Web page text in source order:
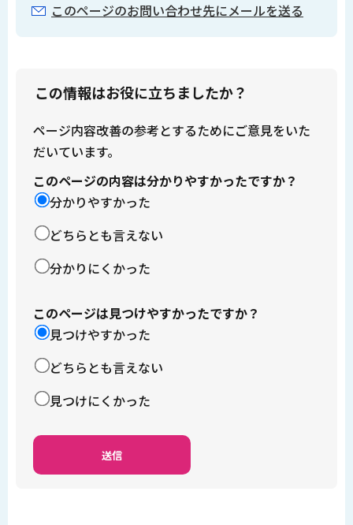
このページのお問い合わせ先にメールを送る
この情報はお役に立ちましたか？
ページ内容改善の参考とするためにご意見をいた
だいています。
このページの内容は分かりやすかったですか？
分かりやすかった
どちらとも言えない
分かりにくかった
このページは見つけやすかったですか？
見つけやすかった
どちらとも言えない
見つけにくかった